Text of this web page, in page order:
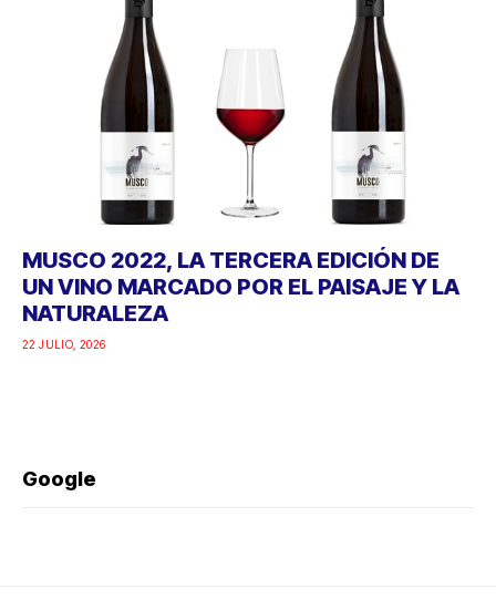
MUSCO 2022, LA TERCERA EDICIÓN DE
UN VINO MARCADO POR EL PAISAJE Y LA
NATURALEZA
22 JULIO, 2026
Google